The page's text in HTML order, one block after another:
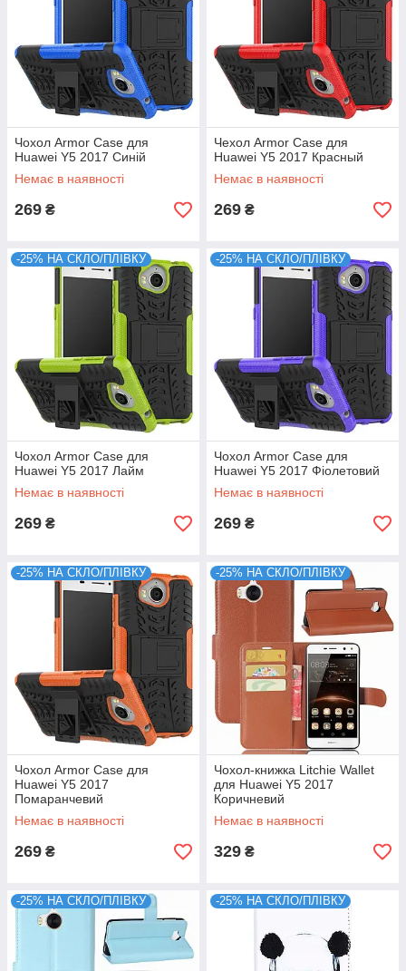
Чохол Armor Case для
Huawei Y5 2017 Синій
Немає в наявності
269 ₴
Чехол Armor Case для
Huawei Y5 2017 Красный
Немає в наявності
269 ₴
-25% НА СКЛО/ПЛІВКУ
Чохол Armor Case для
Huawei Y5 2017 Лайм
Немає в наявності
269 ₴
-25% НА СКЛО/ПЛІВКУ
Чохол Armor Case для
Huawei Y5 2017 Фіолетовий
Немає в наявності
269 ₴
-25% НА СКЛО/ПЛІВКУ
Чохол Armor Case для
Huawei Y5 2017
Помаранчевий
Немає в наявності
269 ₴
-25% НА СКЛО/ПЛІВКУ
Чохол-книжка Litchie Wallet
для Huawei Y5 2017
Коричневий
Немає в наявності
329 ₴
-25% НА СКЛО/ПЛІВКУ -25% НА СКЛО/ПЛІВКУ